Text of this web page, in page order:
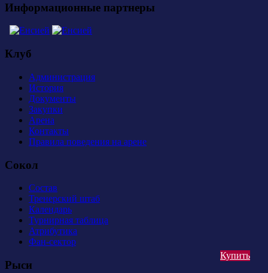
Купить
Информационные партнеры
Клуб
Администрация
История
Документы
Закупки
Арена
Контакты
Правила поведения на арене
Сокол
Состав
Тренерский штаб
Календарь
Турнирная таблица
Атрибутика
Фан-сектор
Рыси